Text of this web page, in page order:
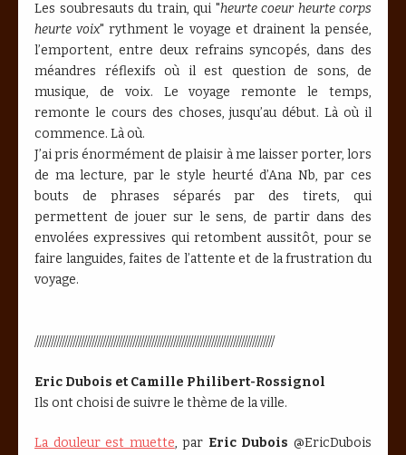
Les soubresauts du train, qui "heurte coeur heurte corps
heurte voix" rythment le voyage et drainent la pensée,
l’emportent, entre deux refrains syncopés, dans des
méandres réflexifs où il est question de sons, de
musique, de voix. Le voyage remonte le temps,
remonte le cours des choses, jusqu’au début. Là où il
commence. Là où.
J’ai pris énormément de plaisir à me laisser porter, lors
de ma lecture, par le style heurté d’Ana Nb, par ces
bouts de phrases séparés par des tirets, qui
permettent de jouer sur le sens, de partir dans des
envolées expressives qui retombent aussitôt, pour se
faire languides, faites de l’attente et de la frustration du
voyage.
////////////////////////////////////////////////////////////////////////////////////////
Eric Dubois et Camille Philibert-Rossignol
Ils ont choisi de suivre le thème de la ville.
La douleur est muette, par Eric Dubois @EricDubois